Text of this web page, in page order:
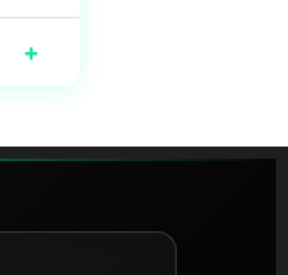
+